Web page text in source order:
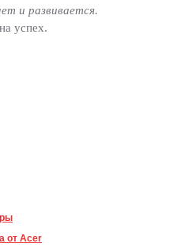
и развивается.
успех.
от Acer